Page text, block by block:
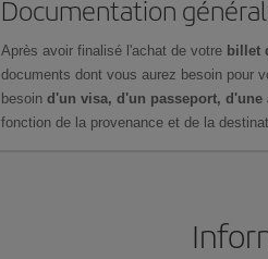
Documentation
Après avoir finalisé l'achat de votre billet
documents dont vous aurez besoin pour
besoin d'un visa, d'un passeport, d'une
fonction de la provenance et de la